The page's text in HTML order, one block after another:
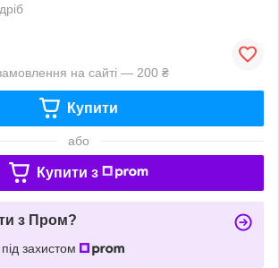
на сайті — 200 ₴
Купити
або
Купити з
з Пром?
захистом